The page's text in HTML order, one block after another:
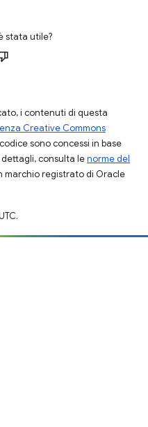
stata utile?
i contenuti di questa
Creative Commons
sono concessi in base
dettagli, consulta lenorme del
marchio registrato di Oracle